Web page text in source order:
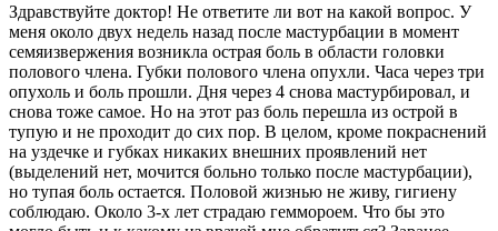
Здравствуйте доктор! Не ответите ли вот на какой вопрос. У
меня около двух недель назад после мастурбации в момент
семяизвержения возникла острая боль в области головки
полового члена. Губки полового члена опухли. Часа через три
опухоль и боль прошли. Дня через 4 снова мастурбировал, и
снова тоже самое. Но на этот раз боль перешла из острой в
тупую и не проходит до сих пор. В целом, кроме покраснений
на уздечке и губках никаких внешних проявлений нет
(выделений нет, мочится больно только после мастурбации),
но тупая боль остается. Половой жизнью не живу, гигиену
соблюдаю. Около 3-х лет страдаю геммороем. Что бы это